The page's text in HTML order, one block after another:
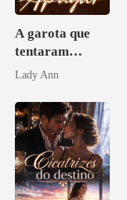
A garota que
tentaram
apagar
Lady Ann